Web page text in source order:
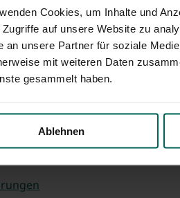
Cookies, um Inhalte und
Zugriffe auf unsere Website zu
an unsere Partner für soziale
mit weiteren Daten
gesammelt haben.
Ablehnen